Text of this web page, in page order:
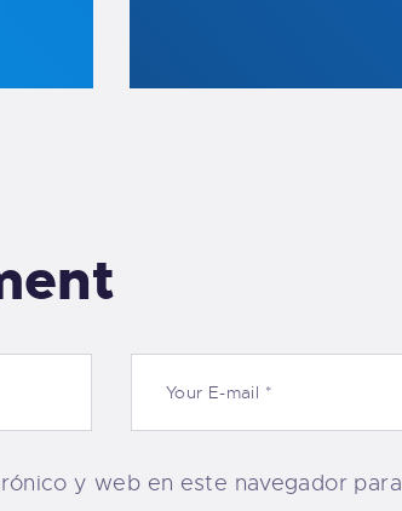
y web en este navegador